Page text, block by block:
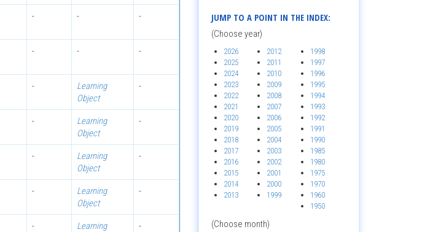
- - -
- - -
-
Learning
Object
-
-
Learning
Object
-
-
Learning
Object
-
-
Learning
Object
-
-
Learning
-
JUMP TO A POINT IN THE INDEX:
(Choose year)
2026
2025
2024
2023
2022
2021
2020
2019
2018
2017
2016
2015
2014
2013
2012
2011
2010
2009
2008
2007
2006
2005
2004
2003
2002
2001
2000
1999
1998
1997
1996
1995
1994
1993
1992
1991
1990
1985
1980
1975
1970
1960
1950
(Choose month)